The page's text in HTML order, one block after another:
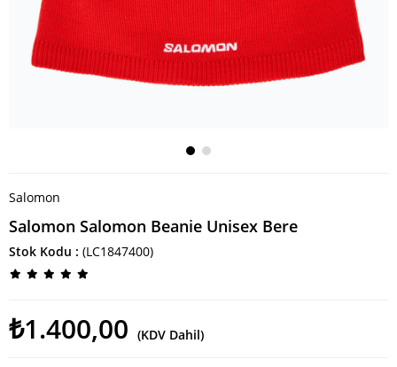
Salomon
Salomon Salomon Beanie Unisex Bere
Stok Kodu (LC1847400)
₺1.400,00 (KDV Dahil)